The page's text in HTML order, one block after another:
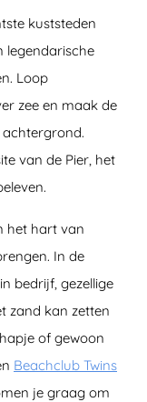
kuststeden
legendarische
Loop
zee en maak de
van de Pier, het
het hart van
In de
bedrijf, gezellige
zand kan zetten
of gewoon
Beachclub Twins
je graag om